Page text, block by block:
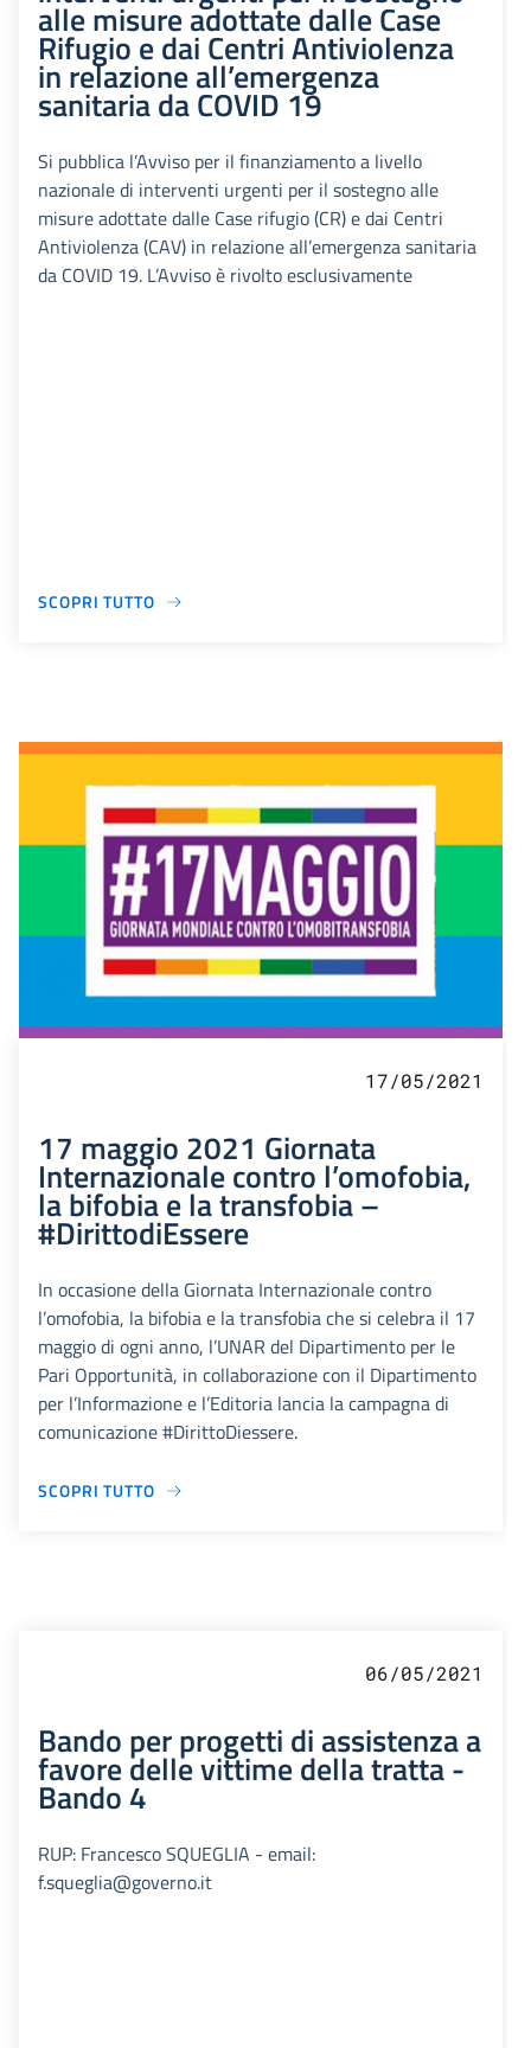
alle misure adottate dalle Case
Rifugio e dai Centri Antiviolenza
in relazione all’emergenza
sanitaria da COVID 19
Si pubblica l’Avviso per il finanziamento a livello
nazionale di interventi urgenti per il sostegno alle
misure adottate dalle Case rifugio (CR) e dai Centri
Antiviolenza (CAV) in relazione all’emergenza sanitaria
da COVID 19. L’Avviso è rivolto esclusivamente
SCOPRI TUTTO
17/05/2021
17 maggio 2021 Giornata
Internazionale contro l’omofobia,
la bifobia e la transfobia –
#DirittodiEssere
In occasione della Giornata Internazionale contro
l’omofobia, la bifobia e la transfobia che si celebra il 17
maggio di ogni anno, l’UNAR del Dipartimento per le
Pari Opportunità, in collaborazione con il Dipartimento
per l’Informazione e l’Editoria lancia la campagna di
comunicazione #DirittoDiessere.
SCOPRI TUTTO
06/05/2021
Bando per progetti di assistenza a
favore delle vittime della tratta -
Bando 4
RUP: Francesco SQUEGLIA - email:
f.squeglia@governo.it